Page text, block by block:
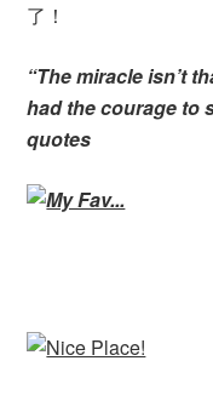
了！
“The miracle isn’t
had the courage to
quotes